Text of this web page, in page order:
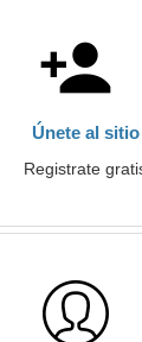
Únete al sitio
Registrate